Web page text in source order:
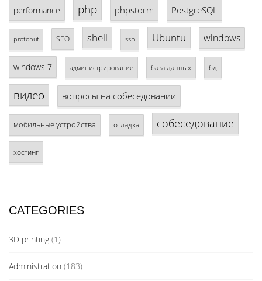
performance php phpstorm PostgreSQL
protobuf SEO shell ssh Ubuntu windows
windows 7 администрирование база данных бд
видео вопросы на собеседовании
мобильные устройства отладка собеседование
хостинг
CATEGORIES
3D printing (1)
Administration (183)